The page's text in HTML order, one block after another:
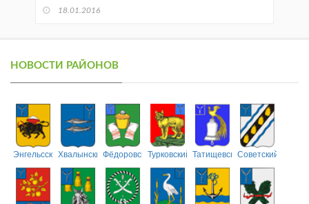
18.01.2016
НОВОСТИ РАЙОНОВ
ЭнгельсскийХвалынскийФёдоровскийТурковский ТатищевскийСоветский